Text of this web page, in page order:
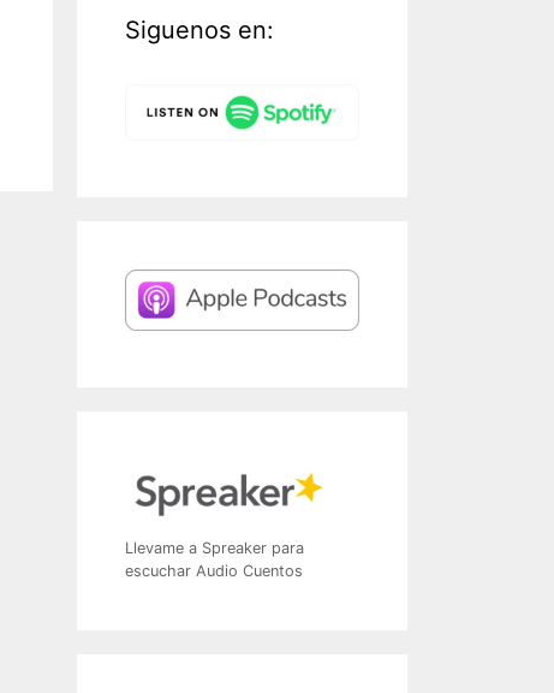
Siguenos en:
Llevame a Spreaker para
escuchar Audio Cuentos